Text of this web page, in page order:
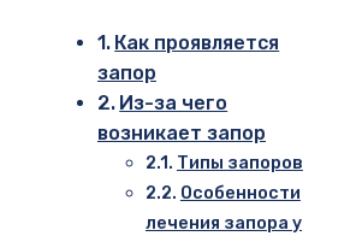
Как проявляется
запор
Из-за чего
возникает запор
Типы запоров
Особенности
лечения запора у